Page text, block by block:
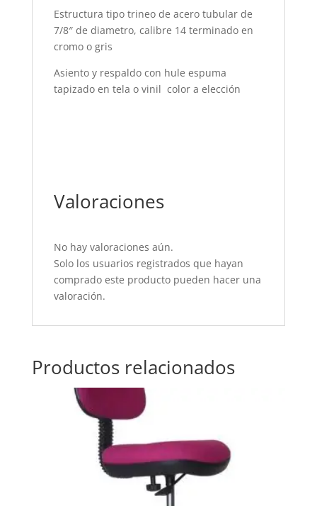
Estructura tipo trineo de acero tubular de
7/8″ de diametro, calibre 14 terminado en
cromo o gris
Asiento y respaldo con hule espuma
tapizado en tela o vinil color a elección
Valoraciones
No hay valoraciones aún.
Solo los usuarios registrados que hayan
comprado este producto pueden hacer una
valoración.
Productos relacionados